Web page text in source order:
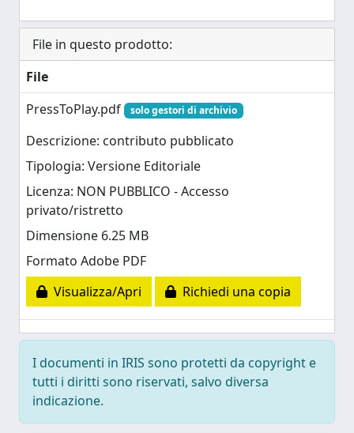
File in questo prodotto:
File
PressToPlay.pdf
solo gestori di archivio
Descrizione: contributo pubblicato
Tipologia: Versione Editoriale
Licenza: NON PUBBLICO - Accesso
privato/ristretto
Dimensione 6.25 MB
Formato Adobe PDF
Visualizza/Apri
Richiedi una copia
I documenti in IRIS sono protetti da copyright e
tutti i diritti sono riservati, salvo diversa
indicazione.